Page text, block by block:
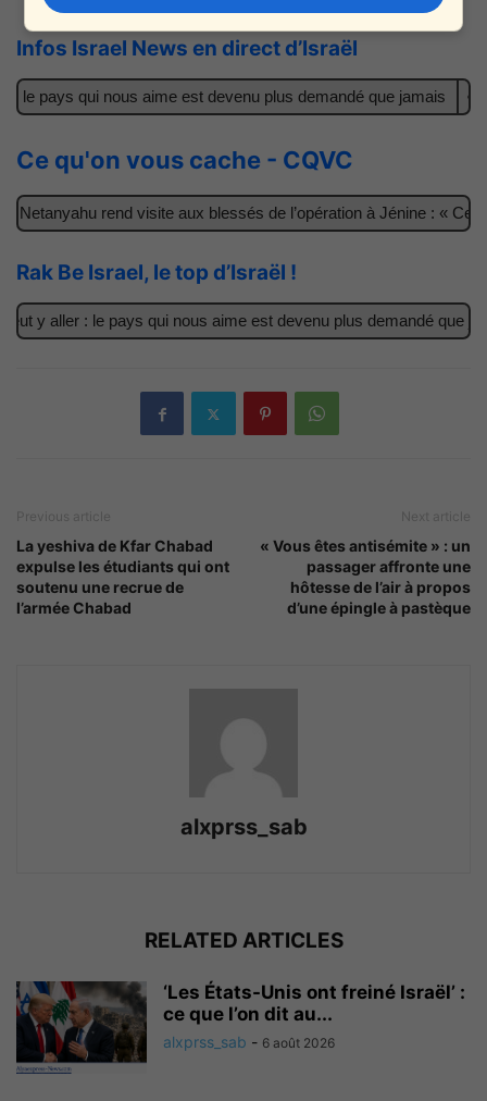
Infos Israel News en direct d’Israël
le pays qui nous aime est devenu plus demandé que jamais Il
Ce qu'on vous cache - CQVC
rend visite aux blessés de l’opération à Jénine : « Ces
Rak Be Israel, le top d’Israël !
y aller : le pays qui nous aime est devenu plus demandé que
Previous article
La yeshiva de Kfar Chabad
expulse les étudiants qui ont
soutenu une recrue de
l’armée Chabad
Next article
« Vous êtes antisémite » : un
passager affronte une
hôtesse de l’air à propos
d’une épingle à pastèque
alxprss_sab
RELATED ARTICLES
‘Les États-Unis ont freiné Israël’ :
ce que l’on dit au...
alxprss_sab - 6 août 2026